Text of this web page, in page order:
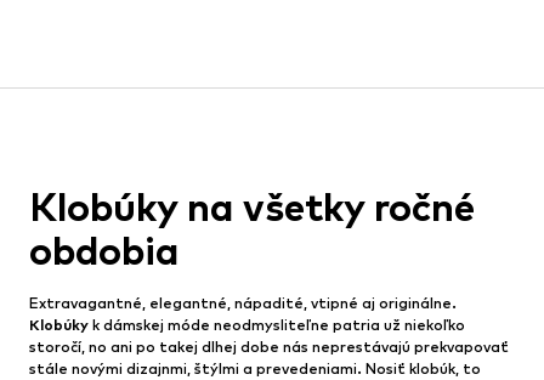
Klobúky na všetky ročné
obdobia
Extravagantné, elegantné, nápadité, vtipné aj originálne.
Klobúky k dámskej móde neodmysliteľne patria už niekoľko
storočí, no ani po takej dlhej dobe nás neprestávajú prekvapovať
stále novými dizajnmi, štýlmi a prevedeniami. Nosiť klobúk, to